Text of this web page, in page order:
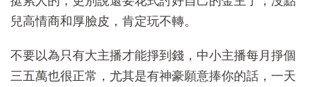
兒高情商和厚臉皮，肯定玩不轉。
不要以為只有大主播才能掙到錢，中小主播每月掙個
三五萬也很正常，尤其是有神豪願意捧你的話，一天